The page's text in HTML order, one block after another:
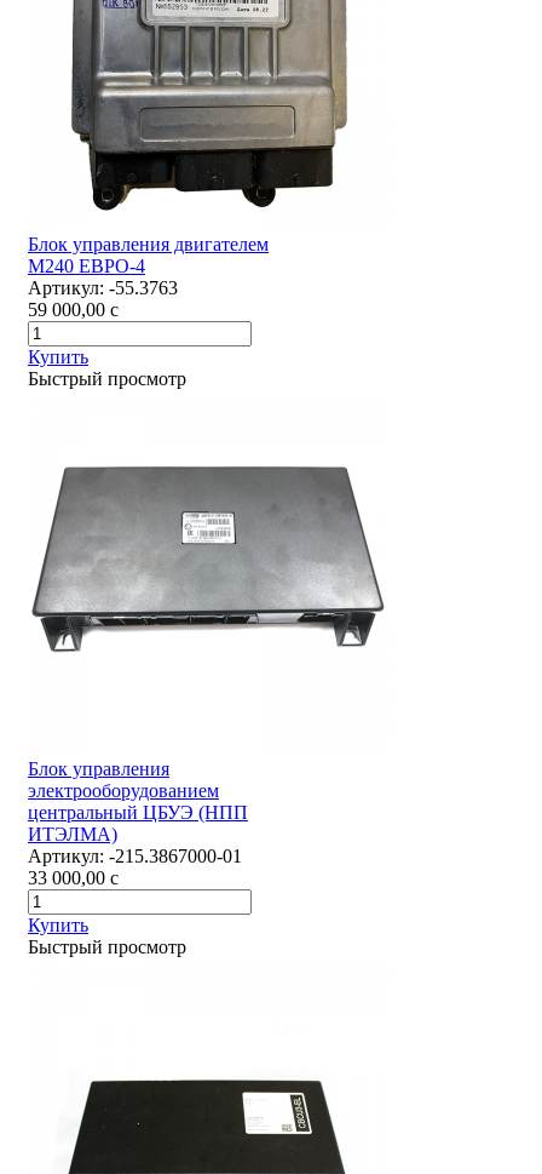
Блок управления двигателем
М240 ЕВРО-4
Артикул: -55.3763
59 000,00 c
Купить
Быстрый просмотр
Блок управления
электрооборудованием
центральный ЦБУЭ (НПП
ИТЭЛМА)
Артикул: -215.3867000-01
33 000,00 c
Купить
Быстрый просмотр